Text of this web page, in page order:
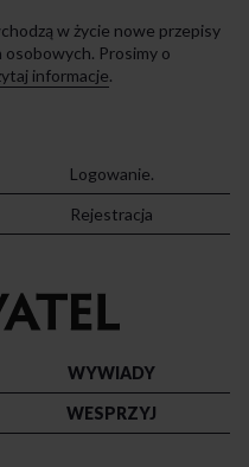
w życie nowe przepisy
Prosimy o
informacje.
Logowanie.
Rejestracja
strony
WYWIADY
WESPRZYJ